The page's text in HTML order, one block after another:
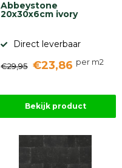
Abbeystone
20x30x6cm ivory
Direct leverbaar
€29,95 €23,86 per m2
Bekijk product